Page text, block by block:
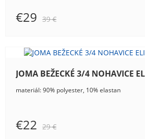
€29 39 €
materiál: 90% polyester, 10% elastan
€22 29 €